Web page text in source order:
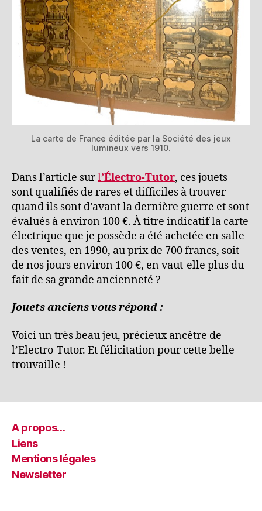
La carte de France éditée par la Société des jeux
lumineux vers 1910.
Dans l’article surl’Électro-Tutor, ces jouets
sont qualifiés de rares et difficiles à trouver
quand ils sont d’avant la dernière guerre et sont
évalués à environ 100 €. À titre indicatif la carte
électrique que je possède a été achetée en salle
des ventes, en 1990, au prix de 700 francs, soit
de nos jours environ 100 €, en vaut-elle plus du
fait de sa grande ancienneté ?
Jouets anciens vous répond :
Voici un très beau jeu, précieux ancêtre de
l’Electro-Tutor. Et félicitation pour cette belle
trouvaille !
A propos…
Liens
Mentions légales
Newsletter